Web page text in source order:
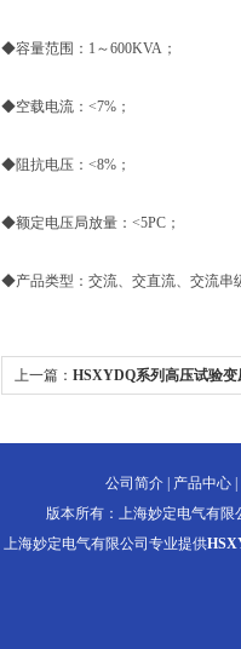
◆容量范围：1～600KVA；
◆空载电流：<7%；
◆阻抗电压：<8%；
◆额定电压局放量：<5PC；
◆产品类型：交流、交直流、交流串
上一篇： HSXYDQ系列高压试验变
公司简介 产品中心
版本所有：上海妙定电气有
上海妙定电气有限公司专业提供